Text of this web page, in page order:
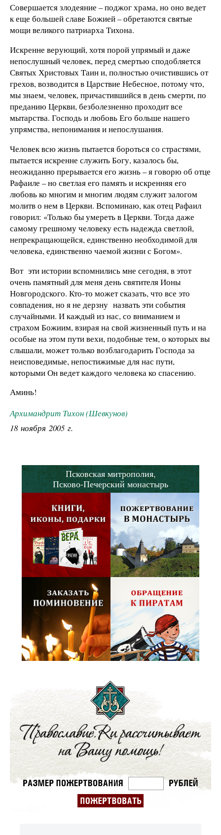
Совершается злодеяние – поджог храма, но оно ведет
к еще большей славе Божией – обретаются святые
мощи великого патриарха Тихона.
Искренне верующий, хотя порой упрямый и даже
непослушный человек, перед смертью сподобляется
Святых Христовых Таин и, полностью очистившись от
грехов, возводится в Царствие Небесное, потому что,
мы знаем, человек, причастившийся в день смерти, по
преданию Церкви, безболезненно проходит все
мытарства. Господь и любовь Его больше нашего
упрямства, непонимания и непослушания.
Человек всю жизнь пытается бороться со страстями,
пытается искренне служить Богу, казалось бы,
неожиданно прерывается его жизнь – я говорю об отце
Рафаиле – но светлая его память и искренняя его
любовь ко многим и многим людям служит залогом
молитв о нем в Церкви. Вспоминаю, как отец Рафаил
говорил: «Только бы умереть в Церкви. Тогда даже
самому грешному человеку есть надежда светлой,
непрекращающейся, единственно необходимой для
человека, единственно чаемой жизни с Богом».
Вот эти истории вспомнились мне сегодня, в этот
очень памятный для меня день святителя Ионы
Новгородского. Кто-то может сказать, что все это
совпадения, но я не дерзну назвать эти события
случайными. И каждый из нас, со вниманием и
страхом Божиим, взирая на свой жизненный путь и на
особые на этом пути вехи, подобные тем, о которых вы
слышали, может только возблагодарить Господа за
неисповедимые, непостижимые для нас пути,
которыми Он ведет каждого человека ко спасению.
Аминь!
Архимандрит Тихон (Шевкунов)
18 ноября 2005 г.
Псковская митрополия,
Псково-Печерский монастырь